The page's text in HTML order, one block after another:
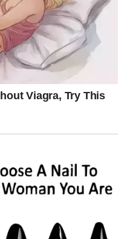
donose novu energiju.
kroz period
doneti situacije koje
i nova poznanstva.